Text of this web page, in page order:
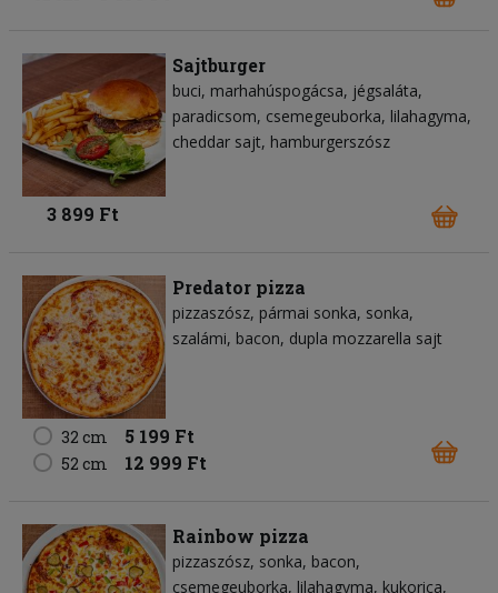
Sajtburger
buci marhahúspogácsa jégsaláta
paradicsom csemegeuborka lilahagyma
cheddar sajt hamburgerszósz
3 899 Ft
Predator pizza
pizzaszósz pármai sonka sonka
szalámi bacon dupla mozzarella sajt
32 cm 5 199 Ft
52 cm 12 999 Ft
Rainbow pizza
pizzaszósz sonka bacon
csemegeuborka lilahagyma kukorica